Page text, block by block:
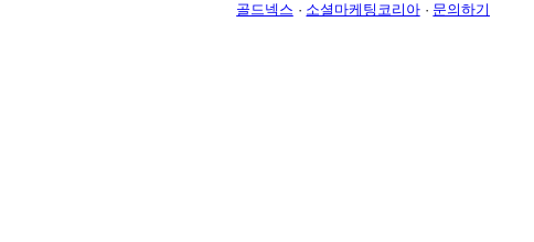
골드넥스 · 소셜마케팅코리아· 문의하기